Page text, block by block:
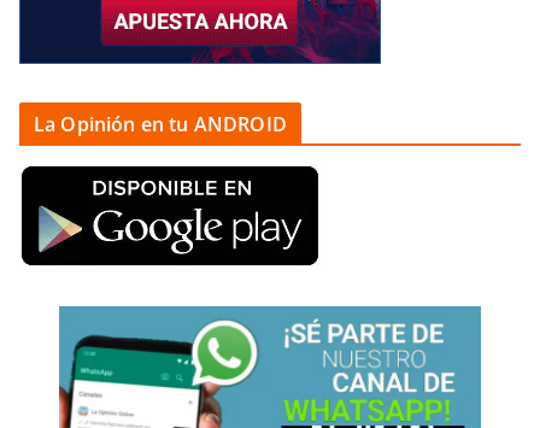
La Opinión en tu ANDROID